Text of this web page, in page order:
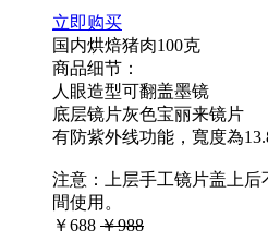
立即购买
国内烘焙猪肉100克
商品细节：
人眼造型可翻盖墨镜
底层镜片灰色宝丽来镜片
有防紫外线功能，寬度為
注意：上层手工镜片盖上
間使用。
￥688 ￥988